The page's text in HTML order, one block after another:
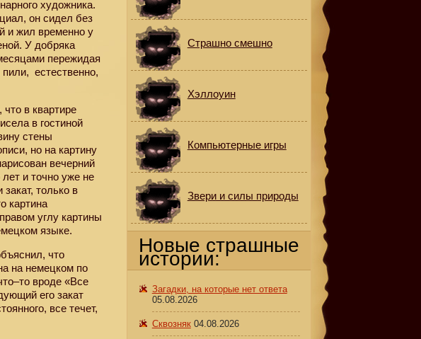
художника.
он сидел без
и жил временно у
У добряка
пережидая
естественно,
в квартире
в гостиной
стены
но на картину
вечерний
и точно уже не
только в
картина
углу картины
языке.
что
на немецком по
вроде «Все
его закат
все течет,
Страшно смешно
Хэллоуин
Компьютерные игры
Звери и силы природы
Новые страшные
истории:
Загадки, на которые нет ответа
05.08.2026
Сквозняк 04.08.2026